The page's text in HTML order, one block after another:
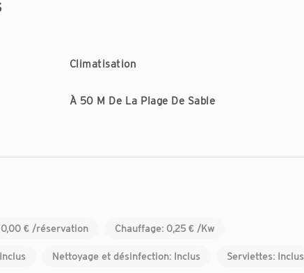
Climatisation
À 50 M De La Plage De Sable
€ /réservation Chauffage: 0,25 € /Kw
Nettoyage et désinfection: Inclus Serviettes: Inclus